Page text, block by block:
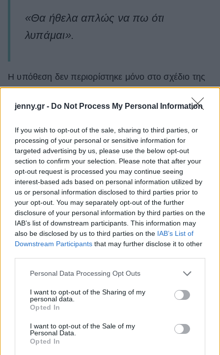
jenny.gr - Do Not Process My Personal Information
If you wish to opt-out of the sale, sharing to third parties, or
processing of your personal or sensitive information for
targeted advertising by us, please use the below opt-out
section to confirm your selection. Please note that after your
opt-out request is processed you may continue seeing
interest-based ads based on personal information utilized by
us or personal information disclosed to third parties prior to
your opt-out. You may separately opt-out of the further
disclosure of your personal information by third parties on the
IAB’s list of downstream participants. This information may
also be disclosed by us to third parties on the IAB’s List of
Downstream Participants that may further disclose it to other
Please note that this website/app uses one or more Google
not limited to your visit or usage behaviour. You may click to
grant or deny consent to Google and its third-party tags to
use your data for below specified purposes in below Google
consent section.
Personal Data Processing Opt Outs
I want to opt-out of the Sharing of my
personal data.
Opted In
I want to opt-out of the Sale of my
Personal Data.
Opted In
«Θα ήθελα απλώς να πω ότι
λυπάμαι».
Η υπόθεση δεν περιορίστηκε μόνο στο σχέδιο της
συναυλίας, καθώς στο ίδιο δικαστήριο εξετάστηκαν
και άλλες κατηγορίες που αφορούσαν συνεργασία
επιθέσεις νωρίτερα μέσα στο 2024. Ο ίδιος είχε
καταθέσει ότι ταξίδεψε στο Ντουμπάι αναζητώντας
πιθανά θύματα, αλλά τελικά υπέστη κρίση πανικού
και δεν προχώρησε στην επίθεση.
Παράλληλα, κατηγορήθηκε και για πιθανή ηθική
υποστήριξη προς τρίτο άτομο που συνελήφθη στη
Μέκκα για επίθεση σε μέλος της ασφάλειας του
Μεγάλου Τεμένους, κατηγορία την οποία ο ίδιος
σύνολο σχεδόν των κατηγοριών που του
αποδόθηκαν, επιβάλλοντας την ποινή των 15 ετών.